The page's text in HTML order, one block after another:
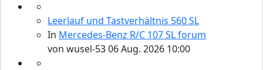
Werkstatt Artikel
Leerlauf und Tastverhältnis 560 SL
In Mercedes-Benz R/C 107 SL forum
von wusel-5306 Aug. 2026 10:00